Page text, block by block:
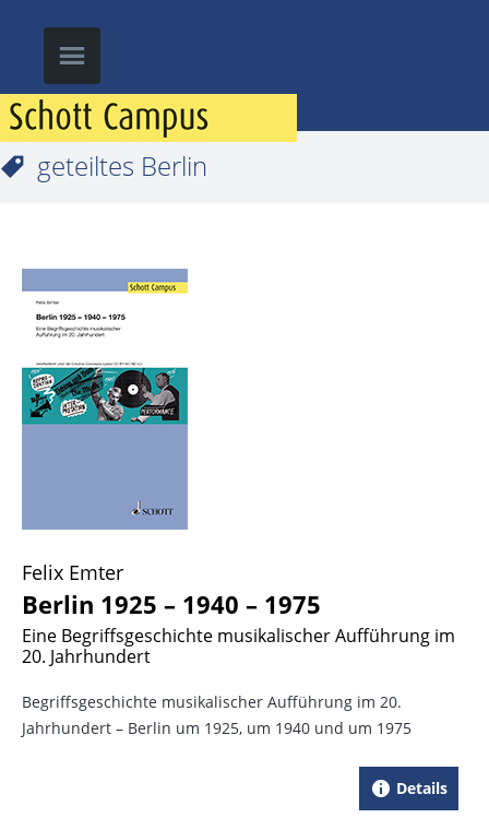
geteiltes Berlin
Felix Emter
Berlin 1925 – 1940 – 1975
Eine Begriffsgeschichte musikalischer Aufführung im
20. Jahrhundert
Begriffsgeschichte musikalischer Aufführung im 20.
Jahrhundert – Berlin um 1925, um 1940 und um 1975
Details